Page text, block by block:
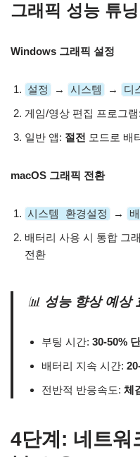
그래픽 성능 튜닝
Windows 그래픽 설정
설정 → 시스템 → 디
게임/영상 편집 프로그램:
일반 앱: 절전 모드로 배
macOS 그래픽 전환
시스템 환경설정 →
배터리 사용 시 통합 그
전환
📊 성능 향상 예상
부팅 시간: 30-50%
배터리 지속 시간:
전반적 반응속도: 체
4단계: 네트워